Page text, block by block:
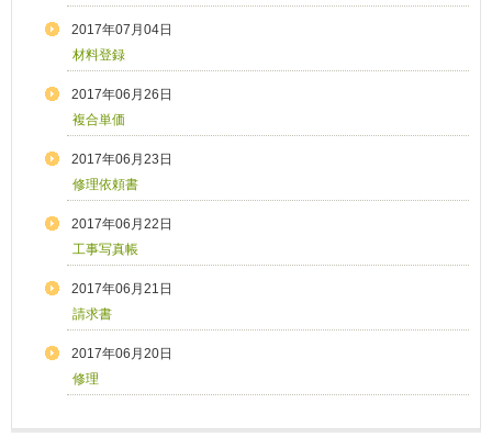
2017年07月04日
材料登録
2017年06月26日
複合単価
2017年06月23日
修理依頼書
2017年06月22日
工事写真帳
2017年06月21日
請求書
2017年06月20日
修理